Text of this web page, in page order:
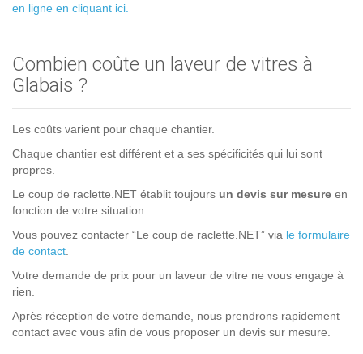
en ligne en cliquant ici.
Combien coûte un laveur de vitres à
Glabais ?
Les coûts varient pour chaque chantier.
Chaque chantier est différent et a ses spécificités qui lui sont
propres.
Le coup de raclette.NET établit toujours un devis sur mesure en
fonction de votre situation.
Vous pouvez contacter “Le coup de raclette.NET” via le formulaire
de contact.
Votre demande de prix pour un laveur de vitre ne vous engage à
rien.
Après réception de votre demande, nous prendrons rapidement
contact avec vous afin de vous proposer un devis sur mesure.